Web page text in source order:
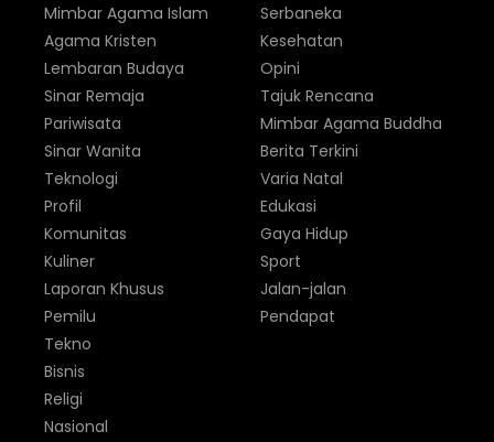
Mimbar Agama Islam
Agama Kristen
Lembaran Budaya
Sinar Remaja
Pariwisata
Sinar Wanita
Serbaneka
Kesehatan
Opini
Tajuk Rencana
Mimbar Agama Buddha
Berita Terkini
Teknologi
Profil
Komunitas
Kuliner
Laporan Khusus
Pemilu
Varia Natal
Edukasi
Gaya Hidup
Sport
Jalan-jalan
Pendapat
Tekno
Bisnis
Religi
Nasional